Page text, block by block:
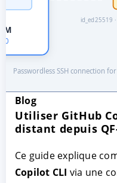
Blog
Utiliser GitHub
distant depuis
Ce guide explique
Copilot CLI via une
ACCEPTER
Mentions légales|